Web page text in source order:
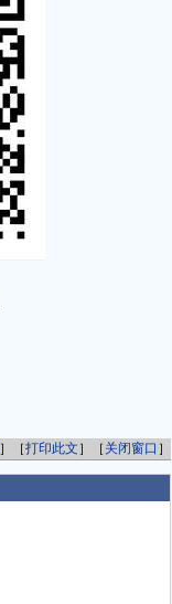
］［打印此文 ］［ 关闭窗口 ］